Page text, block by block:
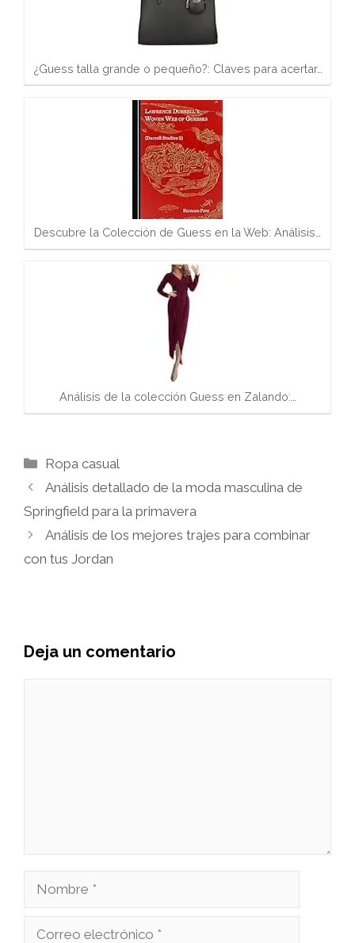
¿Guess talla grande o pequeño?: Claves para acertar…
Descubre la Colección de Guess en la Web: Análisis…
Análisis de la colección Guess en Zalando:…
Categorías
Ropa casual
Análisis detallado de la moda masculina de
Springfield para la primavera
Análisis de los mejores trajes para combinar
con tus Jordan
Deja un comentario
Nombre
Correo